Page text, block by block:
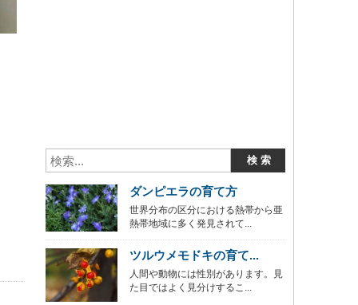
ダンピエラの育て方
世界分布の区分における熱帯から亜
熱帯地域に多く発見されて...
ツルウメモドキの育て...
人間や動物には性別があります。見
た目ではよく見分けするこ...